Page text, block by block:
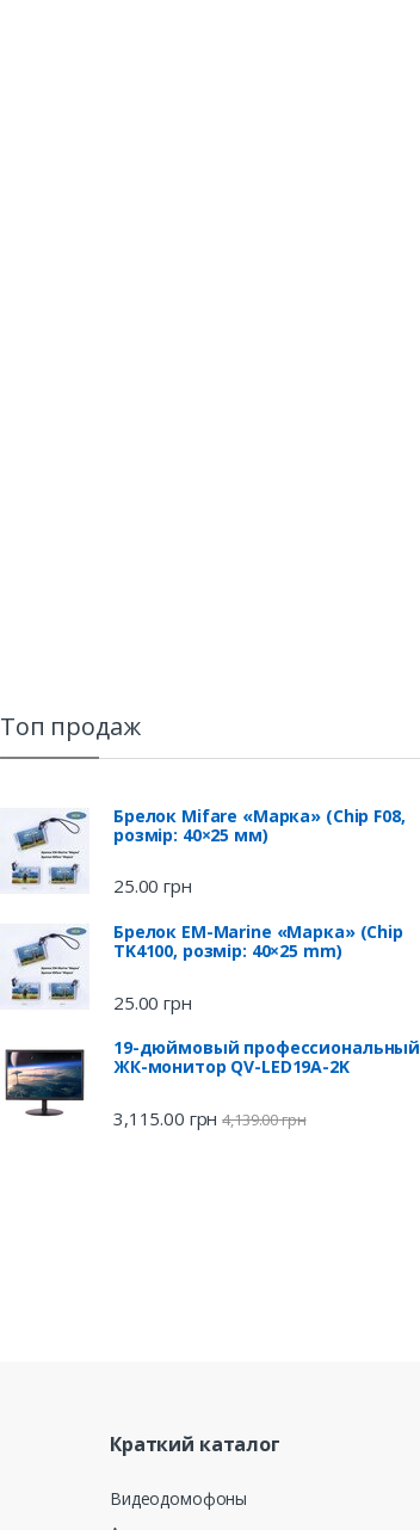
Топ продаж
Брелок Mifare «Марка» (Chip F08,
розмір: 40×25 мм)
25.00 грн
Брелок EM-Marine «Марка» (Chip
TK4100, розмір: 40×25 mm)
25.00 грн
19-дюймовый профессиональный
ЖК-монитор QV-LED19A-2K
3,115.00 грн 4,139.00грн
Краткий каталог
Видеодомофоны